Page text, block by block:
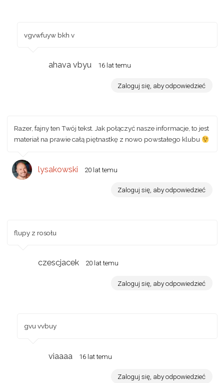
vgvwfuyw bkh v
ahava vbyu 16 lat temu
Zaloguj się, aby odpowiedzieć
Razer, fajny ten Twój tekst. Jak połączyć nasze informacje, to jest
materiał na prawie całą piętnastkę z nowo powstałego klubu
lysakowski 20 lat temu
Zaloguj się, aby odpowiedzieć
flupy z rosołu
czescjacek 20 lat temu
Zaloguj się, aby odpowiedzieć
gvu vvbuy
viaaaa 16 lat temu
Zaloguj się, aby odpowiedzieć